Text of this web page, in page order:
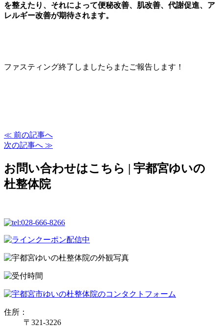
を整えたり、それによって便秘改善、肌改善、代謝促進、ア
レルギー改善が期待されます。
ファスティング終了しましたらまたご報告します！
≪ 前の記事へ
次の記事へ ≫
お問い合わせはこちら | 宇都宮ゆいの
杜整体院
住所：
〒321-3226